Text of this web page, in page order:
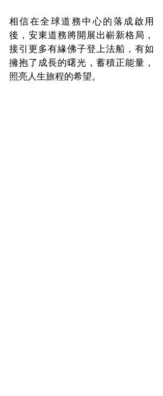
相信在全球道務中心的落成啟用
後，安東道務將開展出嶄新格局，
接引更多有緣佛子登上法船，有如
擁抱了成長的曙光，蓄積正能量，
照亮人生旅程的希望。